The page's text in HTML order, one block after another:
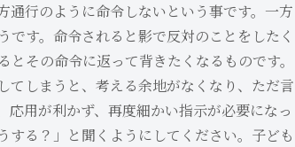
行のように命令しないという事です。一方
す。命令されると影で反対のことをしたく
その命令に返って背きたくなるものです。
てしまうと、考える余地がなくなり、ただ言
用が利かず、再度細かい指示が必要になっ
る？」と聞くようにしてください。子ども